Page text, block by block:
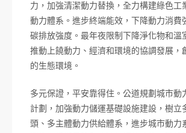
力，加強清潔動力替換，全力構建綠色工
動力體系。進步終端能效，下降動力消費
碳排放強度。最年夜限制下降淨化物和溫
推動上饒動力、經濟和環境的協調發展，
的生態環境。
多元保證，平安靠得住。公道規劃城市動
計劃，加強動力儲運基礎設施建設，樹立
頭、多主體動力供給體系，進步城市動力